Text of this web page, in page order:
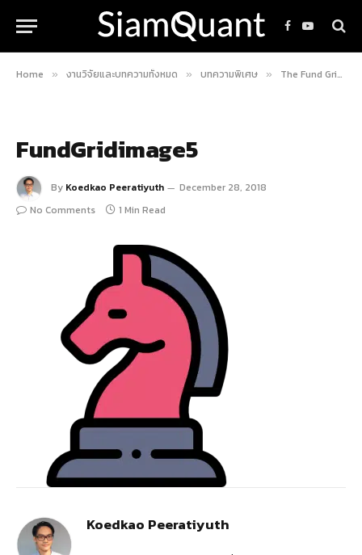
Facebook
YouTube
Home » งานวิจัยและบทความทั้งหมด » บทความพิเศษ » The Fund Grid คู่มือวิเคราะห์กองทุน A.I., Algo, Robot โดย SiamQuant
FundGridimage5
By Koedkao Peeratiyuth
December 28, 2018
No Comments
1 Min Read
Koedkao Peeratiyuth